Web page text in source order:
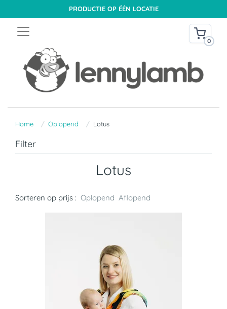
PRODUCTIE OP ÉÉN LOCATIE
0
Home Oplopend Lotus
Filter
Lotus
Sorteren op prijs : Oplopend Aflopend